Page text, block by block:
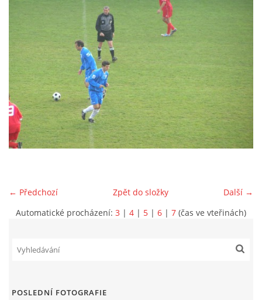
FKD B
STARŠÍ DOROST
STARŠÍ ŽÁCI
MLADŠÍ ŽÁCI
STARŠÍ PŘÍPRAVKA R 2012 + 2013
← Předchozí Další →
Zpět do složky
Automatické procházení: 3 | 4 | 5 | 6 | 7 (čas ve vteřinách)
POSLEDNÍ FOTOGRAFIE